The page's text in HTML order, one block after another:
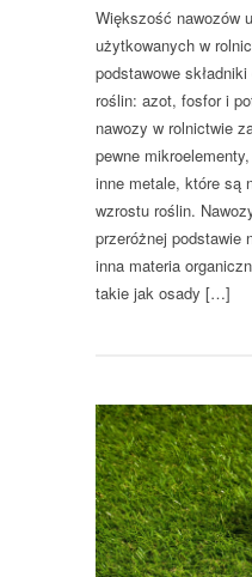
Większość nawozów
użytkowanych w
podstawowe
roślin: azot, fosfor i
nawozy w rolnictwie
pewne
inne metale, które są
wzrostu roślin.
przeróżnej
inna materia
takie jak osady […]